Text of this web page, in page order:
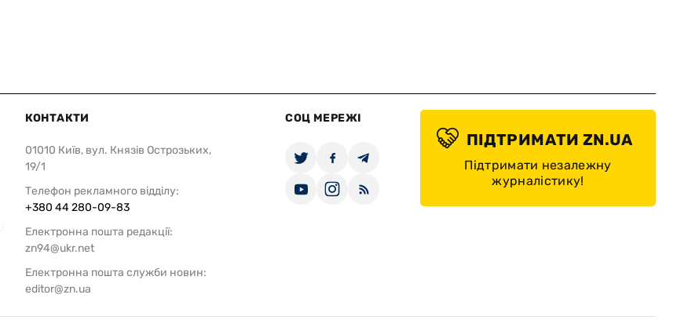
КОНТАКТИ
01010 Київ, вул. Князів Острозьких,
19/1
Телефон рекламного відділу:
+380 44 280-09-83
Електронна пошта редакції:
zn94@ukr.net
Електронна пошта служби новин:
editor@zn.ua
СОЦ МЕРЕЖІ
ПІДТРИМАТИ ZN.UA
Підтримати незалежну
журналістику!